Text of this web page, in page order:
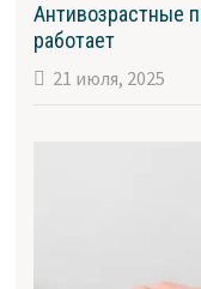
Антивозрастные
работает
21 июля, 2025